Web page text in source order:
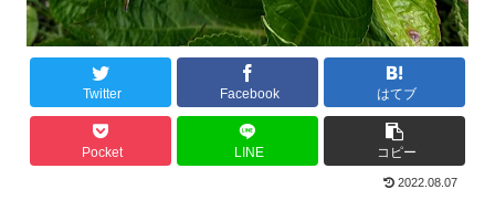
Twitter Facebook はてブ
Pocket LINE コピー
2022.08.07